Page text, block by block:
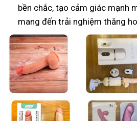
bền chắc, tạo cảm giác mạnh
mang đến trải nghiệm thăng